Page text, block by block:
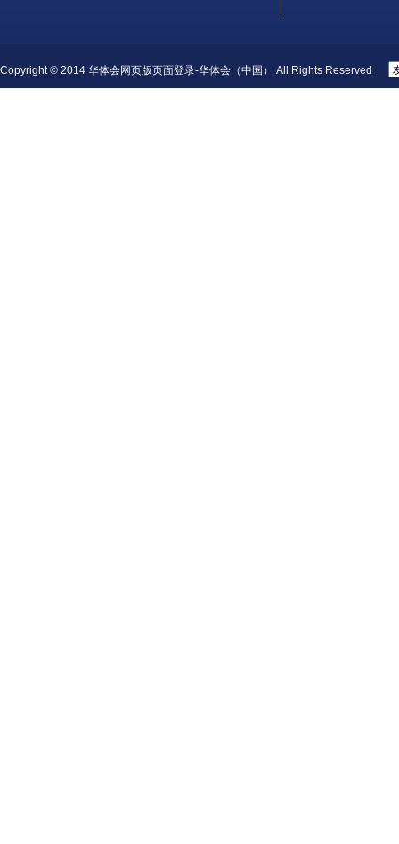
Copyright © 2014 华体会网页版页面登录-华体会（中国） All Rights Reserved